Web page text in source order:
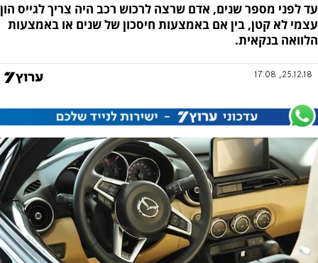
עד לפני מספר שנים, אדם שרצה לרכוש רכב היה צריך לגייס הון
עצמי לא קטן, בין אם באמצעות חיסכון של שנים או באמצעות
הלוואה בנקאית.
25.12.18, 17:08